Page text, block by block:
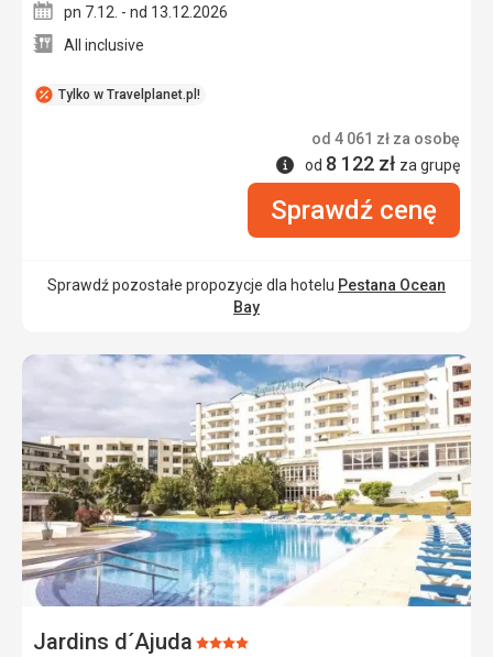
Tylko w Travelplanet.pl!
pn 7.12. - nd 13.12.2026
All inclusive
od 4 061 zł za osobę
Informacje
od 8 122 zł za grupę
Sprawdź cenę
Sprawdź pozostałe propozycje dla hotelu Pestana Ocean
Bay
Jardins d´Ajuda Ocena:
dodaj
do